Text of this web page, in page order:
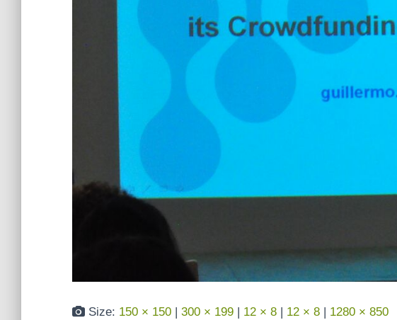
Size: 150 × 150 | 300 × 199 | 12 × 8 | 12 × 8 | 1280 × 850